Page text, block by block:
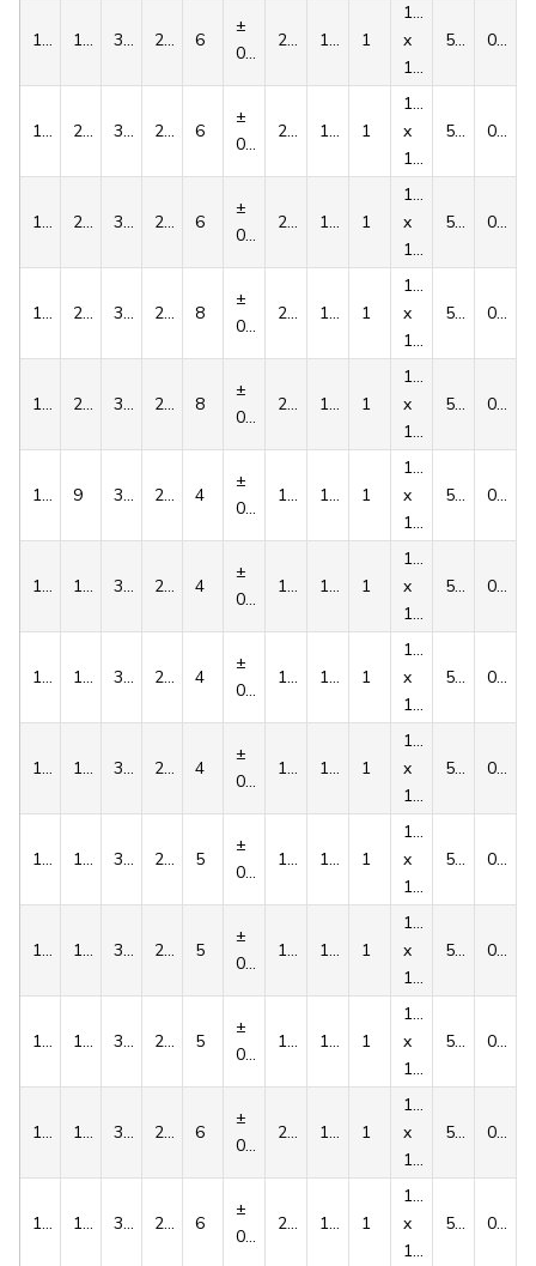
1008 19 35.0 22.3 6
±
0,015
21.8 136 1
1/4''
x
1/2''
5.6 0.16
1008 20 35.0 22.3 6
±
0,015
22.8 136 1
1/4''
x
1/2''
5.6 0.16
1008 22 35.0 22.3 6
±
0,015
24.8 136 1
1/4''
x
1/2''
5.6 0.16
1008 24 35.0 22.3 8
±
0,018
25.3 136 1
1/4''
x
1/2''
5.6 0.16
1008 25 35.0 22.3 8
±
0,018
26.3 136 1
1/4''
x
1/2''
5.6 0.16
1108 9 38.0 22.3 4
±
0,015
10.8 147 1
1/4''
x
1/2''
5.6 0.16
1108 10 38.0 22.3 4
±
0,015
11.8 147 1
1/4''
x
1/2''
5.6 0.16
1108 11 38.0 22.3 4
±
0,015
12.8 147 1
1/4''
x
1/2''
5.6 0.16
1108 12 38.0 22.3 4
±
0,015
13.8 147 1
1/4''
x
1/2''
5.6 0.16
1108 14 38.0 22.3 5
±
0,015
16.3 147 1
1/4''
x
1/2''
5.6 0.16
1108 15 38.0 22.3 5
±
0,015
17.3 147 1
1/4''
x
1/2''
5.6 0.16
1108 16 38.0 22.3 5
±
0,015
18.3 147 1
1/4''
x
1/2''
5.6 0.16
1108 18 38.0 22.3 6
±
0,015
20.8 147 1
1/4''
x
1/2''
5.6 0.16
1108 19 38.0 22.3 6
±
0,015
21.8 147 1
1/4''
x
1/2''
5.6 0.16